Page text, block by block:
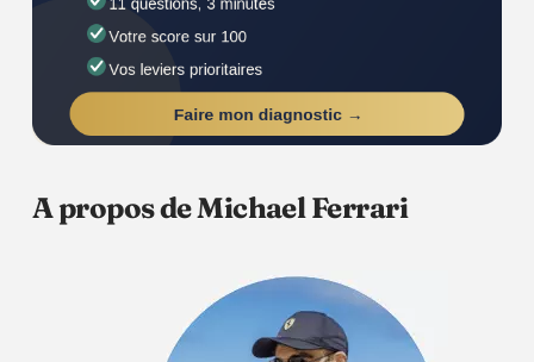
A propos de Michael Ferrari